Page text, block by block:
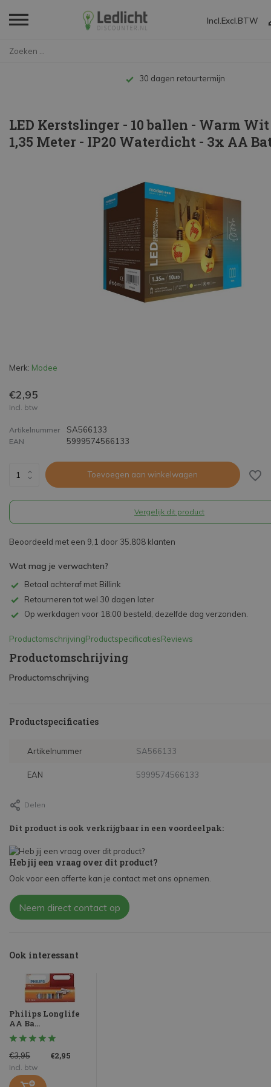
Incl. Excl. BTW
Tot 10 jaar garantie
LED Kerstslinger - 10 ballen - Warm Wit
1,35 Meter - IP20 Waterdicht - 3x AA
Merk: Modee
€2,95
Incl. btw
Artikelnummer SA566133
EAN 5999574566133
Toevoegen aan winkelwagen
Vergelijk dit product
Beoordeeld met een 9,1 door 35.808 klanten
Wat mag je verwachten?
Betaal achteraf met Billink
Retourneren tot wel 30 dagen later
Op werkdagen voor 18:00 besteld, dezelfde dag verzonden.
ProductomschrijvingProductspecificatiesReviews
Productomschrijving
Productomschrijving
Productspecificaties
Artikelnummer SA566133
EAN 5999574566133
Delen
Dit product is ook verkrijgbaar in een voordeelpak:
Heb jij een vraag over dit product?
Ook voor een offerte kan je contact met ons opnemen.
Neem direct contact op
Ook interessant
Philips Longlife
AA Ba...
€3,95 €2,95
Incl. btw